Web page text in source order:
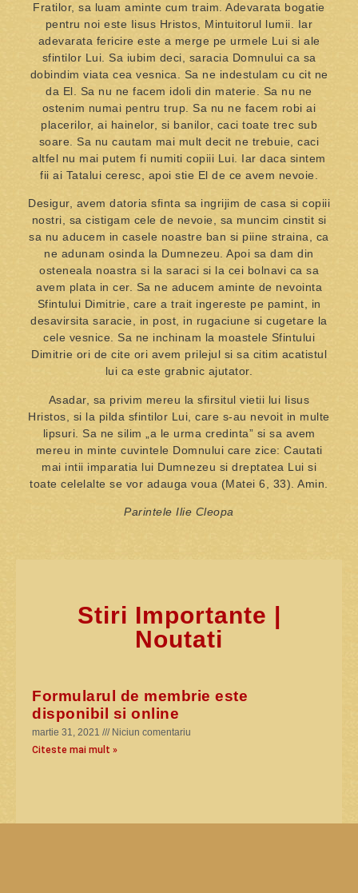
Fratilor, sa luam aminte cum traim. Adevarata bogatie
pentru noi este Iisus Hristos, Mintuitorul lumii. Iar
adevarata fericire este a merge pe urmele Lui si ale
sfintilor Lui. Sa iubim deci, saracia Domnului ca sa
dobindim viata cea vesnica. Sa ne indestulam cu cit ne
da El. Sa nu ne facem idoli din materie. Sa nu ne
ostenim numai pentru trup. Sa nu ne facem robi ai
placerilor, ai hainelor, si banilor, caci toate trec sub
soare. Sa nu cautam mai mult decit ne trebuie, caci
altfel nu mai putem fi numiti copiii Lui. Iar daca sintem
fii ai Tatalui ceresc, apoi stie El de ce avem nevoie.
Desigur, avem datoria sfinta sa ingrijim de casa si copiii
nostri, sa cistigam cele de nevoie, sa muncim cinstit si
sa nu aducem in casele noastre ban si piine straina, ca
ne adunam osinda la Dumnezeu. Apoi sa dam din
osteneala noastra si la saraci si la cei bolnavi ca sa
avem plata in cer. Sa ne aducem aminte de nevointa
Sfintului Dimitrie, care a trait ingereste pe pamint, in
desavirsita saracie, in post, in rugaciune si cugetare la
cele vesnice. Sa ne inchinam la moastele Sfintului
Dimitrie ori de cite ori avem prilejul si sa citim acatistul
lui ca este grabnic ajutator.
Asadar, sa privim mereu la sfirsitul vietii lui Iisus
Hristos, si la pilda sfintilor Lui, care s-au nevoit in multe
lipsuri. Sa ne silim „a le urma credinta” si sa avem
mereu in minte cuvintele Domnului care zice: Cautati
mai intii imparatia lui Dumnezeu si dreptatea Lui si
toate celelalte se vor adauga voua (Matei 6, 33). Amin.
Parintele Ilie Cleopa
Stiri Importante |
Noutati
Formularul de membrie este
disponibil si online
martie 31, 2021
Niciun comentariu
Citeste mai mult »